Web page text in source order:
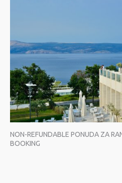
NON-REFUNDABLE PONUDA ZA
BOOKING